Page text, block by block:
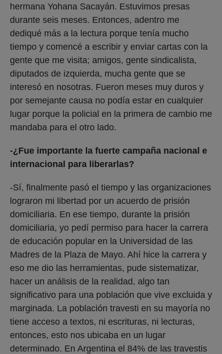
hermana Yohana Sacayán. Estuvimos presas
durante seis meses. Entonces, adentro me
dediqué más a la lectura porque tenía mucho
tiempo y comencé a escribir y enviar cartas con la
gente que me visita; amigos, gente sindicalista,
diputados de izquierda, mucha gente que se
interesó en nosotras. Fueron meses muy duros y
por semejante causa no podía estar en cualquier
lugar porque la policial en la primera de cambio me
mandaba para el otro lado.
-¿Fue importante la fuerte campaña nacional e
internacional para liberarlas?
-Sí, finalmente pasó el tiempo y las organizaciones
lograron mi libertad por un acuerdo de prisión
domiciliaria. En ese tiempo, durante la prisión
domiciliaria, yo pedí permiso para hacer la carrera
de educación popular en la Universidad de las
Madres de la Plaza de Mayo. Ahí hice la carrera y
eso me dio las herramientas, pude sistematizar,
hacer un análisis de la realidad, algo tan
significativo para una población que vive excluida y
marginada. La población travesti en su mayoría no
tiene acceso a textos, ni escrituras, ni lecturas,
entonces, esto nos ubicaba en un lugar
determinado. En Argentina el 84% de las travestis